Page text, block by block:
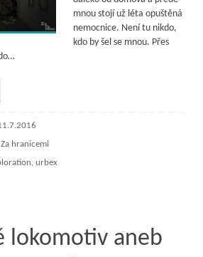
mnou stojí už léta opuštěná
nemocnice. Není tu nikdo,
kdo by šel se mnou. Přes
Za hranicemi
, urbex
lokomotiv aneb